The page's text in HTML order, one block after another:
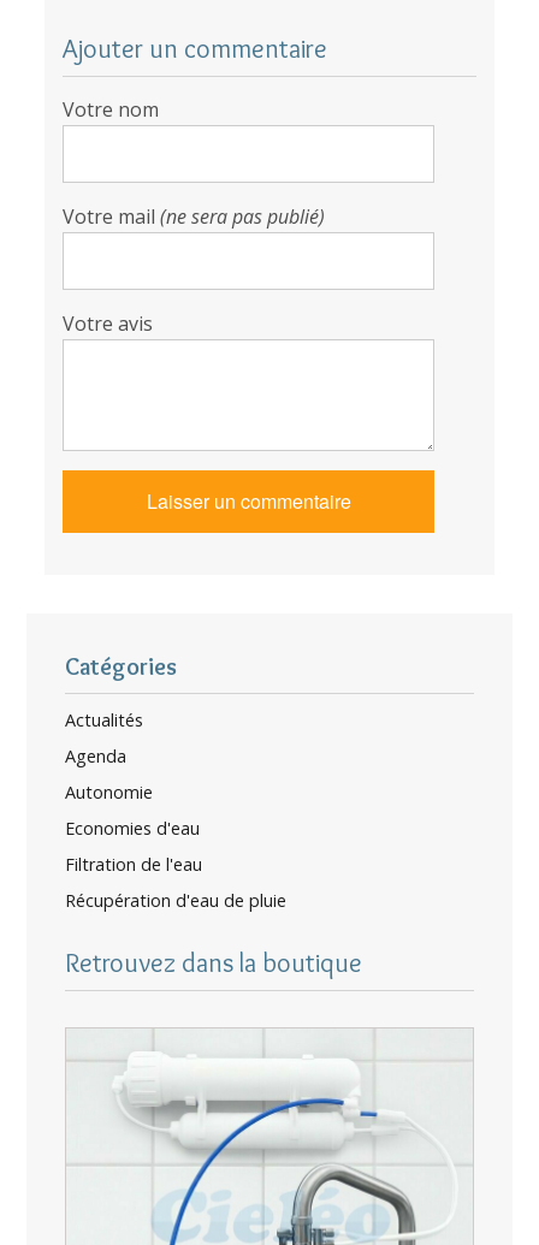
Ajouter un commentaire
Votre nom
Votre mail(ne sera pas publié)
Votre avis
Catégories
Actualités
Agenda
Autonomie
Economies d'eau
Filtration de l'eau
Récupération d'eau de pluie
Retrouvez dans la boutique